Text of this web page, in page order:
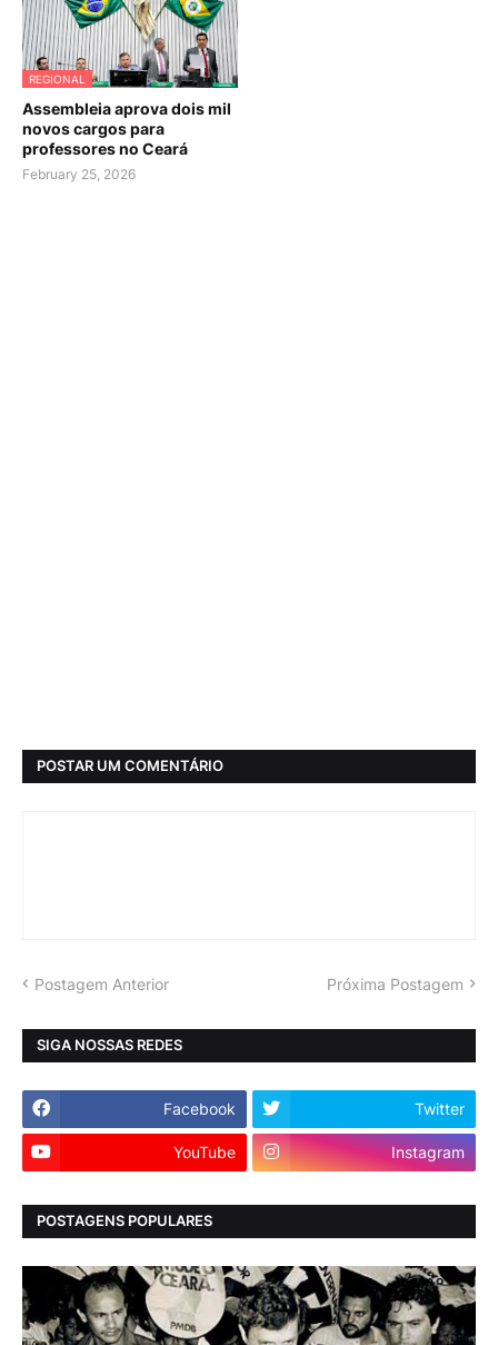
REGIONAL
Assembleia aprova dois mil
novos cargos para
professores no Ceará
February 25, 2026
POSTAR UM COMENTÁRIO
Postagem Anterior Próxima Postagem
SIGA NOSSAS REDES
Facebook Twitter
YouTube Instagram
POSTAGENS POPULARES